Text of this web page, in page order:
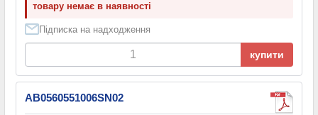
товару немає в наявності
Підписка на надходження
купити
AB0560551006SN02